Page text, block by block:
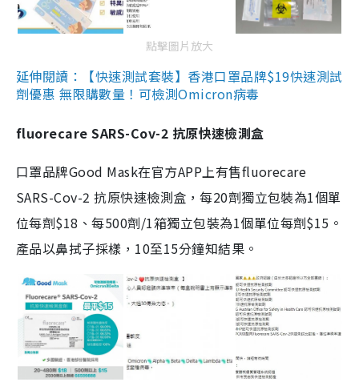
點擊圖片放大
延伸閱讀：【快速測試套裝】香港口罩品牌$19快速測試
劑優惠 無限購數量！可檢測Omicron病毒
fluorecare SARS-Cov-2 抗原快速檢測盒
口罩品牌Good Mask在官方APP上有售fluorecare
SARS-Cov-2 抗原快速檢測盒，每20劑獨立包裝為1個單
位每劑$18、每500劑/1箱獨立包裝為1個單位每劑$15。
產品以鼻拭子採樣，10至15分鐘知結果。